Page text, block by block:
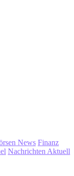
News Finanz
Nachrichten Aktuell